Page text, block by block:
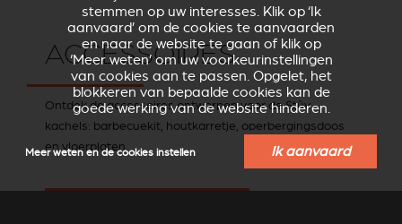
ACCESSOIRES
Ontdek de accessoires ontworpen voor de Stûv
kachels: barbecuekit, houtkarretje, operbergingsdoos
en vloerplaten.
stemmen op uw interesses. Klik op ‘Ik
aanvaard’ om de cookies te aanvaarden
en naar de website te gaan of klik op
‘Meer weten’ om uw voorkeurinstellingen
van cookies aan te passen. Opgelet, het
blokkeren van bepaalde cookies kan de
goede werking van de website hinderen.
Meer weten en de cookies instellen Ik aanvaard